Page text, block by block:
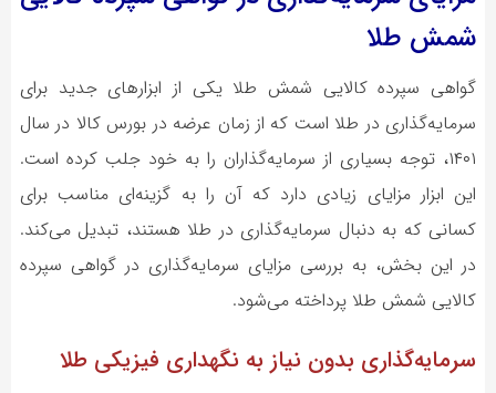
شمش طلا
گواهی سپرده کالایی شمش طلا یکی از ابزارهای جدید برای
سرمایه‌گذاری در طلا است که از زمان عرضه در بورس کالا در سال
۱۴۰۱، توجه بسیاری از سرمایه‌گذاران را به خود جلب کرده است.
این ابزار مزایای زیادی دارد که آن را به گزینه‌ای مناسب برای
کسانی که به دنبال سرمایه‌گذاری در طلا هستند، تبدیل می‌کند.
در این بخش، به بررسی مزایای سرمایه‌گذاری در گواهی سپرده
کالایی شمش طلا پرداخته می‌شود.
سرمایه‌گذاری بدون نیاز به نگهداری فیزیکی طلا